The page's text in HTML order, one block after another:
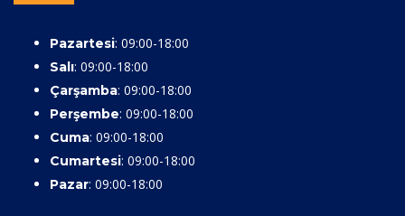
Pazartesi: 09:00-18:00
Salı: 09:00-18:00
Çarşamba: 09:00-18:00
Perşembe: 09:00-18:00
Cuma: 09:00-18:00
Cumartesi: 09:00-18:00
Pazar: 09:00-18:00